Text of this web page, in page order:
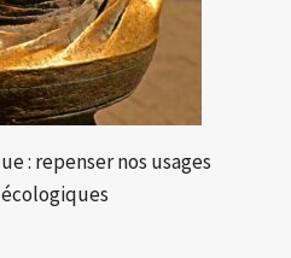
: repenser nos usages